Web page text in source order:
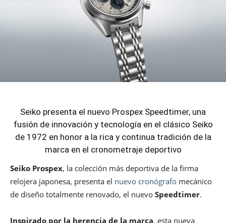
Seiko presenta el nuevo Prospex Speedtimer, una
fusión de innovación y tecnología en el clásico Seiko
de 1972 en honor a la rica y continua tradición de la
marca en el cronometraje deportivo
Seiko Prospex, la colección más deportiva de la firma
relojera japonesa, presenta el nuevo cronógrafo mecánico
de diseño totalmente renovado, el nuevo Speedtimer.
Inspirado por la herencia de la marca, esta nueva